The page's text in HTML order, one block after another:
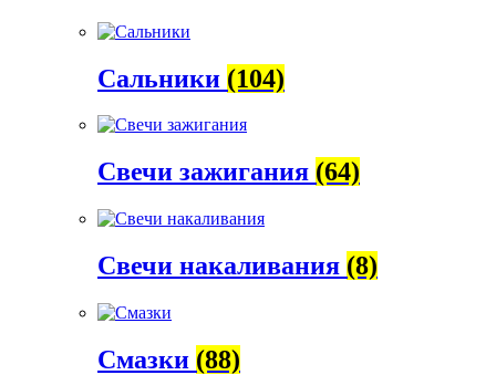
Сальники (104)
Свечи зажигания (64)
Свечи накаливания (8)
Смазки (88)